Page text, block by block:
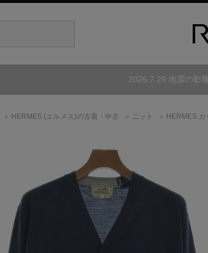
2026.7.29 地震の影
HERMES (エルメス)の古着・中古 ニット HERMES カ